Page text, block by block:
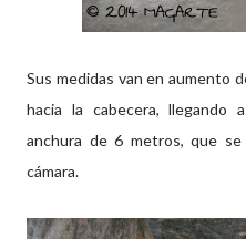
Sus medidas van en aumento
hacia la cabecera, llegando
anchura de 6 metros, que
cámara.